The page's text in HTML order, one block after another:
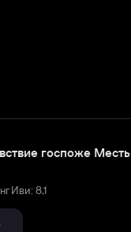
госпоже Месть
Иви: 8,1